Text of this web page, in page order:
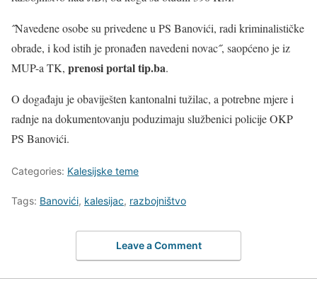
˝Navedene osobe su privedene u PS Banovići, radi kriminalističke
obrade, i kod istih je pronađen navedeni novac˝, saopćeno je iz
MUP-a TK, prenosi portal tip.ba.
O događaju je obaviješten kantonalni tužilac, a potrebne mjere i
radnje na dokumentovanju poduzimaju službenici policije OKP
PS Banovići.
Categories: Kalesijske teme
Tags: Banovići, kalesijac, razbojništvo
Leave a Comment